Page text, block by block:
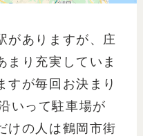
がありますが、庄
まり充実していま
すが毎回お決まり
いって駐車場が
けの人は鶴岡市街